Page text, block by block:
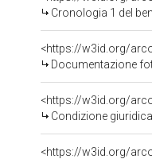
Cronologia 1 del
Documentazione
<https://w3id.org/
Condizione
<https://w3id.org/